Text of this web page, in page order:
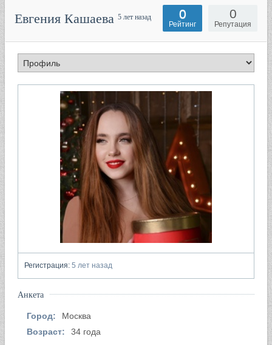
Евгения Кашаева 5 лет назад 0
Репутация
0
Рейтинг
Регистрация: 5 лет назад
Анкета
Город:
Москва
Возраст:
34 года